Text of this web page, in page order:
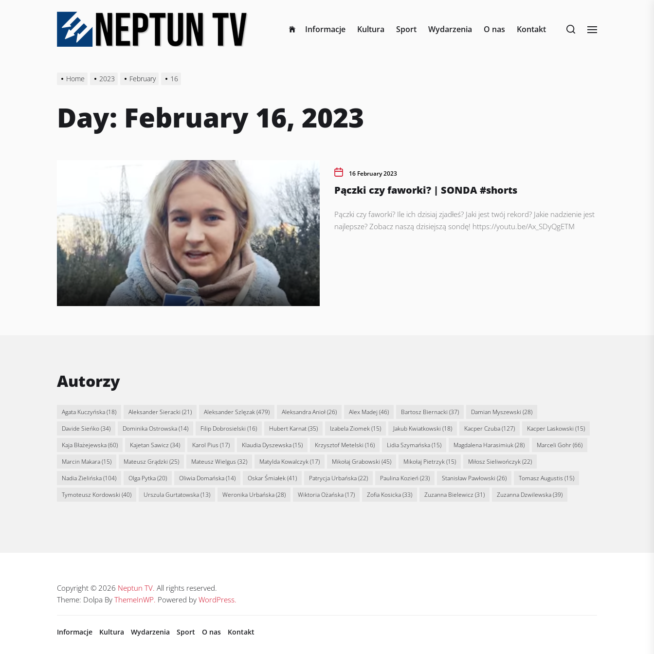
Informacje Kultura Sport Wydarzenia O nas Kontakt
Home 2023 February 16
Day: February 16, 2023
16 February 2023
Pączki czy faworki? | SONDA #shorts
Pączki czy faworki? Ile ich dzisiaj zjadłeś? Jaki jest twój rekord? Jakie nadzienie jest
najlepsze? Zobacz naszą dzisiejszą sondę! https://youtu.be/Ax_SDyQgETM
Autorzy
Agata Kuczyńska(18) Aleksander Sieracki (21) Aleksander Szlęzak(479) Aleksandra Anioł(26) Alex Madej (46) Bartosz Biernacki (37) Damian Myszewski (28)
Davide Sieńko(34) Dominika Ostrowska(14) Filip Dobrosielski (16) Hubert Karnat(35) Izabela Ziomek(15) Jakub Kwiatkowski (18) Kacper Czuba(127) Kacper Laskowski (15)
Kaja Błażejewska(60) Kajetan Sawicz (34) Karol Pius (17) Klaudia Dyszewska(15) Krzysztof Metelski (16) Lidia Szymańska(15) Magdalena Harasimiuk(28) Marceli Gohr(66)
Marcin Makara(15) Mateusz Grądzki (25) Mateusz Wielgus (32) Matylda Kowalczyk(17) Mikołaj Grabowski (45) Mikołaj Pietrzyk(15) Miłosz Sieliwończyk(22)
Nadia Zielińska(104) Olga Pytka(20) Oliwia Domańska(14) Oskar Śmiałek(41) Patrycja Urbańska(22) Paulina Kozień (23) Stanisław Pawłowski (26) Tomasz Augustis (15)
Tymoteusz Kordowski (40) Urszula Gurtatowska(13) Weronika Urbańska(28) Wiktoria Ożańska(17) Zofia Kosicka(33) Zuzanna Bielewicz (31) Zuzanna Dzwilewska(39)
Copyright © 2026 Neptun TV. All rights reserved.
Theme: Dolpa By ThemeInWP. Powered by WordPress.
Informacje Kultura Wydarzenia Sport O nas Kontakt